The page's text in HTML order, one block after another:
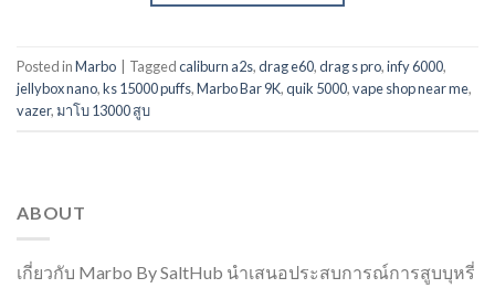
Posted inMarbo Taggedcaliburn a2s,drag e60,drag s pro,infy 6000,
jellybox nano,ks 15000 puffs,Marbo Bar 9K,quik 5000,vape shop near me,
vazer,มาโบ 13000 สูบ
ABOUT
เกี่ยวกับ Marbo By SaltHub นำเสนอประสบการณ์การสูบบุหรี่